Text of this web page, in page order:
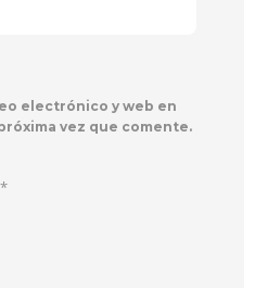
electrónico y web en
vez que comente.
*